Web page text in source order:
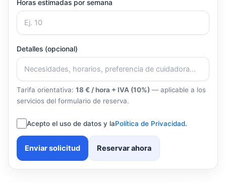
Horas estimadas por semana
Detalles (opcional)
Tarifa orientativa: 18 € / hora + IVA (10%) — aplicable a los
servicios del formulario de reserva.
Acepto el uso de datos y laPolítica de Privacidad.
Enviar solicitud Reservar ahora